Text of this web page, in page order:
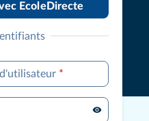
EcoleDirecte
*